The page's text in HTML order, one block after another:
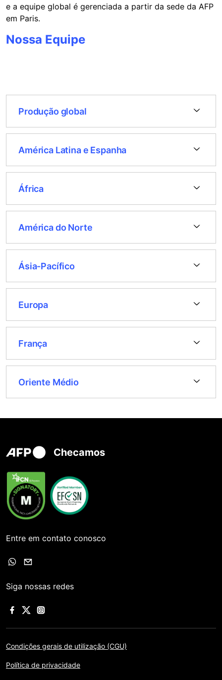
e a equipe global é gerenciada a partir da sede da AFP
em Paris.
Nossa Equipe
Produção global
América Latina e Espanha
África
América do Norte
Ásia-Pacífico
Europa
França
Oriente Médio
Checamos
Entre em contato conosco
Siga nossas redes
Condições gerais de utilização (CGU)
Política de privacidade